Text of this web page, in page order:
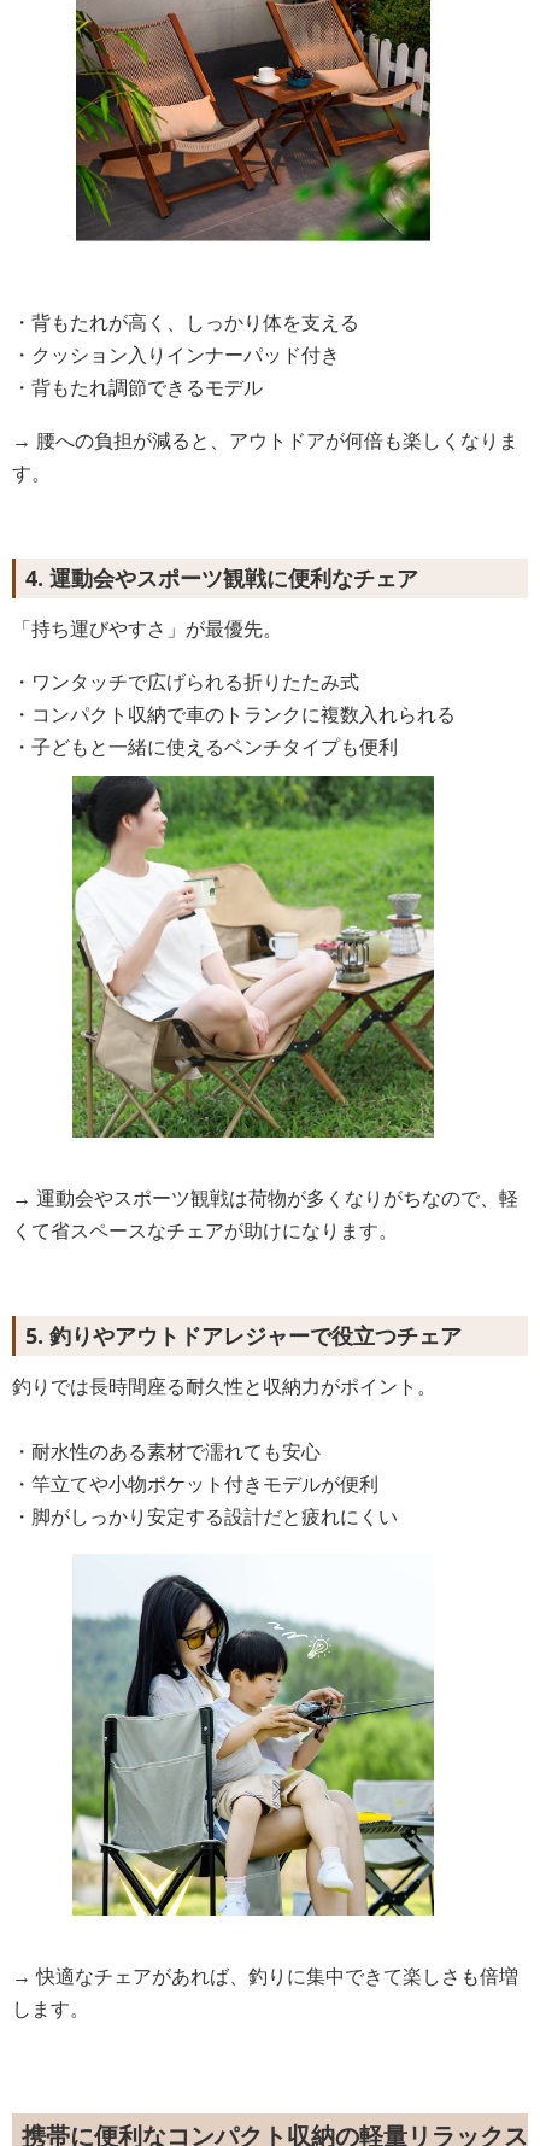
・背もたれが高く、しっかり体を支える
・クッション入りインナーパッド付き
・背もたれ調節できるモデル
→ 腰への負担が減ると、アウトドアが何倍も楽しくなりま
す。
4. 運動会やスポーツ観戦に便利なチェア
「持ち運びやすさ」が最優先。
・ワンタッチで広げられる折りたたみ式
・コンパクト収納で車のトランクに複数入れられる
・子どもと一緒に使えるベンチタイプも便利
→ 運動会やスポーツ観戦は荷物が多くなりがちなので、軽
くて省スペースなチェアが助けになります。
5. 釣りやアウトドアレジャーで役立つチェア
釣りでは長時間座る耐久性と収納力がポイント。
・耐水性のある素材で濡れても安心
・竿立てや小物ポケット付きモデルが便利
・脚がしっかり安定する設計だと疲れにくい
→ 快適なチェアがあれば、釣りに集中できて楽しさも倍増
します。
携帯に便利なコンパクト収納の軽量リラックス